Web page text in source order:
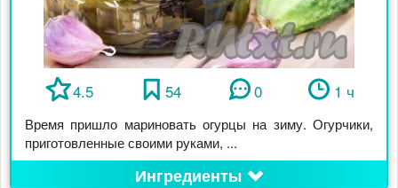
4.5 54 0 1 ч
Время пришло мариновать огурцы на зиму. Огурчики,
приготовленные своими руками, ...
Ингредиенты